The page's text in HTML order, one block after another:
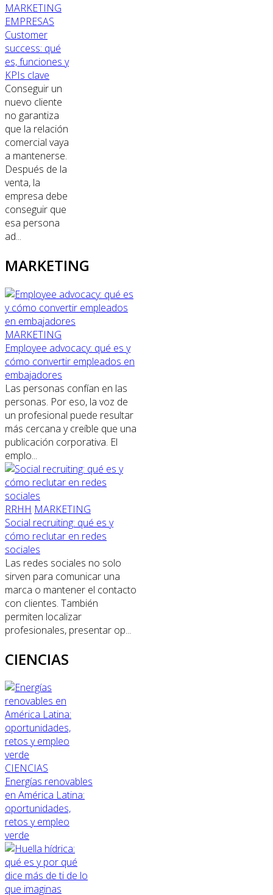
MARKETING
EMPRESAS
Customer
success: qué
es, funciones y
KPIs clave
Conseguir un
nuevo cliente
no garantiza
que la relación
comercial vaya
a mantenerse.
Después de la
venta, la
empresa debe
conseguir que
esa persona
ad...
MARKETING
MARKETING
Employee advocacy: qué es y
cómo convertir empleados en
embajadores
Las personas confían en las
personas. Por eso, la voz de
un profesional puede resultar
más cercana y creíble que una
publicación corporativa. El
emplo...
RRHH MARKETING
Social recruiting: qué es y
cómo reclutar en redes
sociales
Las redes sociales no solo
sirven para comunicar una
marca o mantener el contacto
con clientes. También
permiten localizar
profesionales, presentar op...
CIENCIAS
CIENCIAS
Energías renovables
en América Latina:
oportunidades,
retos y empleo
verde